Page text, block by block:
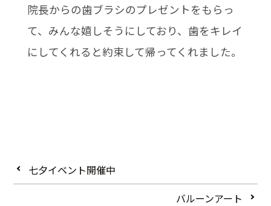
院長からの歯ブラシのプレゼントをもらっ
て、みんな嬉しそうにしており、歯をキレイ
にしてくれると約束して帰ってくれました。
七夕イベント開催中
バルーンアート